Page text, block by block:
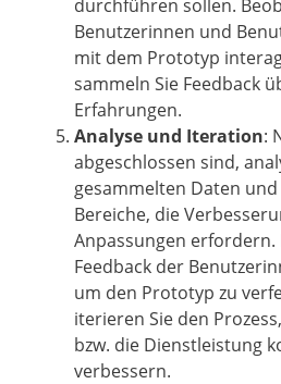
durchführen sollen.
Benutzerinnen und
mit dem Prototyp
sammeln Sie Feedback
Erfahrungen.
Analyse und Iteration:
abgeschlossen sind,
gesammelten Daten
Bereiche, die
Anpassungen erfordern.
Feedback der
um den Prototyp zu
iterieren Sie den
bzw. die Dienstleistung
verbessern.